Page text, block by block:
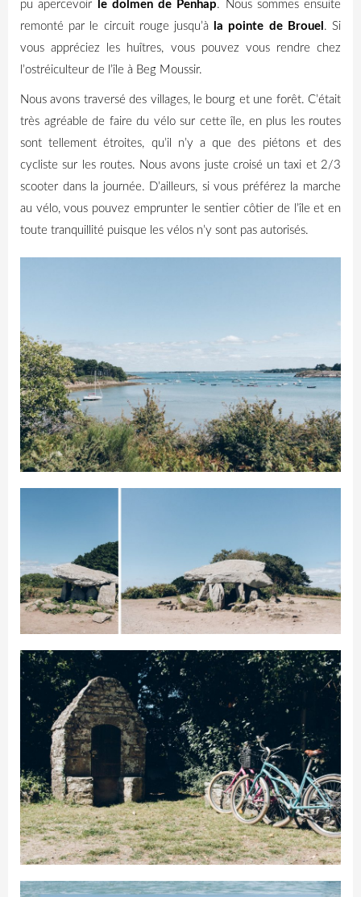
pu apercevoir le dolmen de Penhap. Nous sommes ensuite
remonté par le circuit rouge jusqu’à
la pointe de Brouel . Si
vous appréciez les huîtres, vous pouvez vous rendre chez
l’ostréiculteur de l’île à Beg Moussir.
Nous avons traversé des villages, le bourg et une forêt. C’était
très agréable de faire du vélo sur cette île, en plus les routes
sont tellement étroites, qu’il n’y a que des piétons et des
cycliste sur les routes. Nous avons juste croisé un taxi et 2/3
scooter dans la journée. D’ailleurs, si vous préférez la marche
au vélo, vous pouvez emprunter le sentier côtier de l’île et en
toute tranquillité puisque les vélos n’y sont pas autorisés.